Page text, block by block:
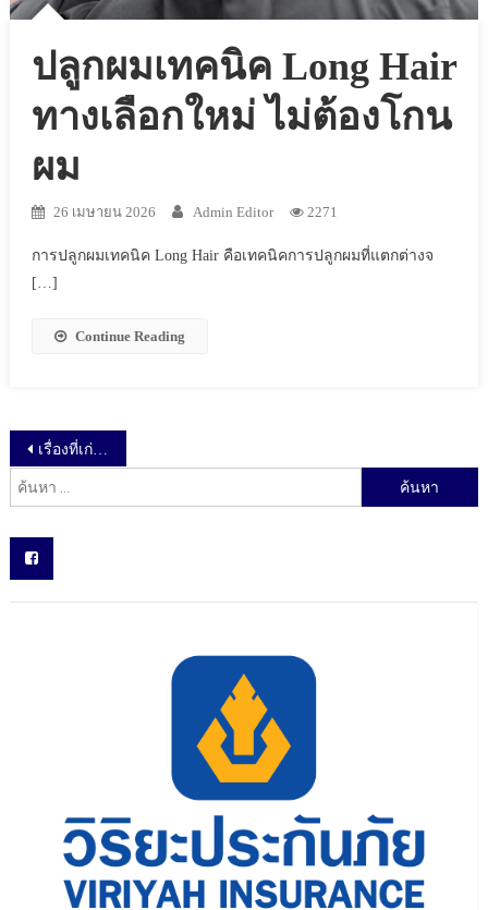
ปลูกผมเทคนิค Long Hair
ทางเลือกใหม่ ไม่ต้องโกน
ผม
26 เมษายน 2026 Admin Editor 2271
การปลูกผมเทคนิค Long Hair คือเทคนิคการปลูกผมที่แตกต่างจ
[…]
Continue Reading
เมนูนำทาง เรื่อง
เรื่องที่เก่ากว่า
ค้นหาสำหรับ: